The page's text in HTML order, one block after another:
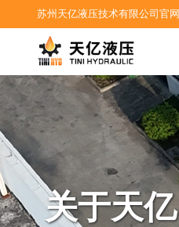
苏州天亿液压技术有限公司官网
关于天亿